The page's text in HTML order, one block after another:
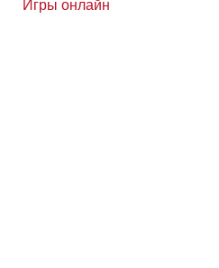
Игры онлайн